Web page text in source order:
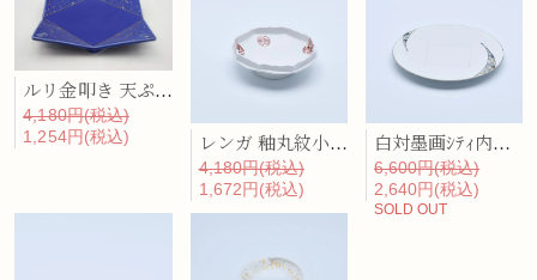
ルリ金叩き 天ぷら皿
4,180円(税込)
1,254円(税込)
レンガ 釉丸紋小花桔梗渕八角向付
4,180円(税込)
1,672円(税込)
白対墨画ｼﾃｨ内正角7寸皿
6,600円(税込)
2,640円(税込)
SOLD OUT